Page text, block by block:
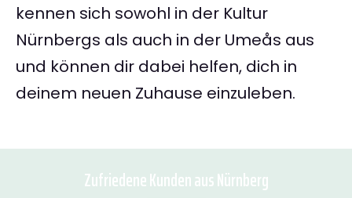
kennen sich sowohl in der Kultur
Nürnbergs als auch in der Umeås aus
und können dir dabei helfen, dich in
deinem neuen Zuhause einzuleben.
Zufriedene Kunden aus Nürnberg